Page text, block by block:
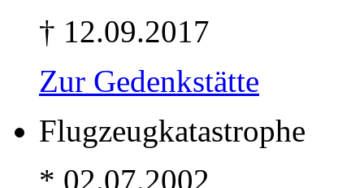
† 12.09.2017
Zur Gedenkstätte
Flugzeugkatastrophe
* 02.07.2002